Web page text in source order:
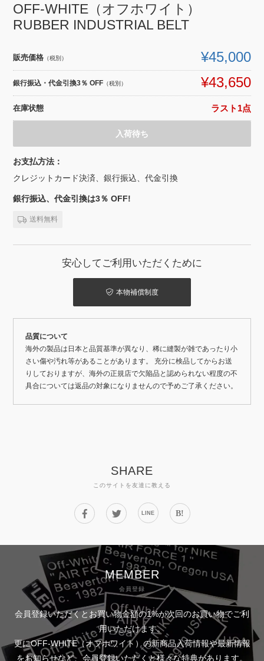
OFF-WHITE（オフホワイト）
RUBBER INDUSTRIAL BELT
販売価格 （税別） ¥45,000
銀行振込・代金引換3％ OFF （税別） ¥43,650
在庫状態 ラスト1点
入荷待ち
お支払方法：
クレジットカード決済、銀行振込、代金引換
銀行振込、代金引換は3％ OFF!
送料無料
安心してご利用いただくために
本物補償制度
品質について
海外の製品は日本と品質基準が異なり、稀に縫製が雑であったり小
さい傷や汚れ等があることがあります。 充分に検品してからお送
りしておりますが、海外の正規店で欠陥品と認められない程度の不
具合については返品の対象になりませんので予めご了承ください。
SHARE
このサイトを友達に教える
LINE B!
MEMBER
会員登録
会員登録いただくとお買い物金額の1%が次回のお買い物でご利
用いただけます。
更にOFF-WHITE（オフホワイト）の新商品入荷情報や最新情報
をお知らせなど、会員登録いただくと様々な特典があります。